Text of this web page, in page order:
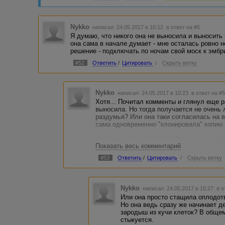
денежек на ликвидацию
России биотехнологии - так мы
потому что без генной
представляете. Что было - то
объявлял, где у СССР какие
оружия.
Чего содрогаться-то? Над
ничего не решишь. Своё
американцев знают, что генно-
рисков, чем традиционные
датчиков на появление ребёночка на свет.
Боюсь, Лил никто не разубедит, что дочка -
придётся заменять Лил безвременно
Nykko написал 24.05.2017 в 10:12 в ответ на #5
Я думаю, что никого она не выносила и
она сама в начале думает - мне осталась ровно
решение - подключать по ночам свой моск к
#52 Ответить / Цитировать / Скрыть ветку
Nykko написал 24.05.2017 в 10:23 в ответ на
Хотя... Почитал комменты и глянул еще
выносила. Но тогда получается не
раздумья? Или она таки согласилась на
сама одновременно "клонировала"
будет воспитывать обеих (причем Эви-1
Показать весь комментарий
#53 Ответить / Цитировать / Скрыть ветку
Nykko написал 24.05.2017 в 10:27 в
Или она просто стащила
Но она ведь сразу же начинает
зародыш из кучи клеток? В
стыкуется.